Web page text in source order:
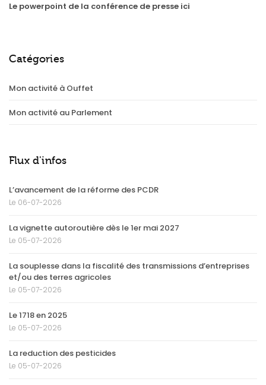
Le powerpoint de la conférence de presse ici
Catégories
Mon activité à Ouffet
Mon activité au Parlement
Flux d'infos
L’avancement de la réforme des PCDR
Le 06-07-2026
La vignette autoroutière dès le 1er mai 2027
Le 05-07-2026
La souplesse dans la fiscalité des transmissions d’entreprises
et/ou des terres agricoles
Le 05-07-2026
Le 1718 en 2025
Le 05-07-2026
La reduction des pesticides
Le 05-07-2026